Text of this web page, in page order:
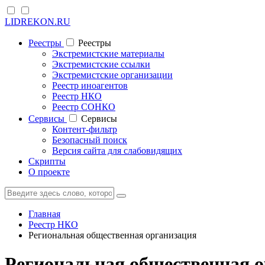
LIDREKON.RU
Реестры
Реестры
Экстремистские материалы
Экстремистские ссылки
Экстремистские организации
Реестр иноагентов
Реестр НКО
Реестр СОНКО
Cервисы
Cервисы
Контент-фильтр
Безопасный поиск
Версия сайта для слабовидящих
Скрипты
О проекте
Главная
Реестр НКО
Региональная общественная организация